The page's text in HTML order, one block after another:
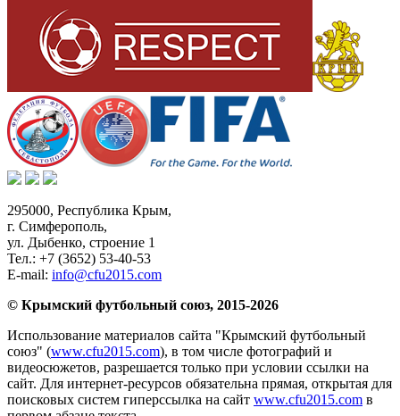
295000, Республика Крым,
г. Симферополь,
ул. Дыбенко, строение 1
Тел.: +7 (3652) 53-40-53
E-mail: info@cfu2015.com
© Крымский футбольный союз, 2015-2026
Использование материалов сайта "Крымский футбольный
союз" (www.cfu2015.com), в том числе фотографий и
видеосюжетов, разрешается только при условии ссылки на
сайт. Для интернет-ресурсов обязательна прямая, открытая для
поисковых систем гиперссылка на сайт www.cfu2015.com в